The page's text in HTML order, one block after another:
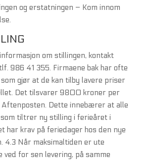
og erstatningen – Kom innom
om stillingen, kontakt
986 41 355. Firmaene bak har ofte
gjør at de kan tilby lavere priser
Det tilsvarer 9800 kroner per
Aftenposten. Dette innebærer at alle
tiltrer ny stilling i ferieåret i
har krav på feriedager hos den nye
4.3 Når maksimaltiden er ute
ved for sen levering, på samme